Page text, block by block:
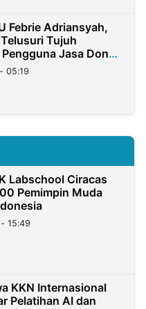
Febrie Adriansyah,
Tujuh
Jasa Don
05:19
Labschool Ciracas
Pemimpin Muda
15:49
KKN Internasional
Pelatihan AI dan